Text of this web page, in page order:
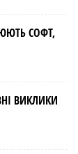
СОФТ,
ВИКЛИКИ